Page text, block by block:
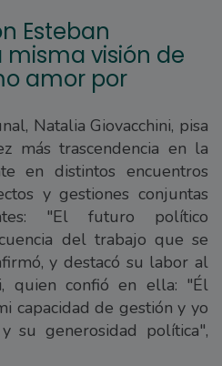
Esteban
visión de
amor por
Natalia Giovacchini, pisa
más trascendencia en la
en distintos encuentros
y gestiones conjuntas
"El futuro político
del trabajo que se
y destacó su labor al
quien confió en ella: "Él
capacidad de gestión y yo
su generosidad política",